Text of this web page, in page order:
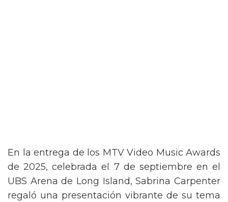
En la entrega de los MTV Video Music Awards
de 2025, celebrada el 7 de septiembre en el
UBS Arena de Long Island, Sabrina Carpenter
regaló una presentación vibrante de su tema